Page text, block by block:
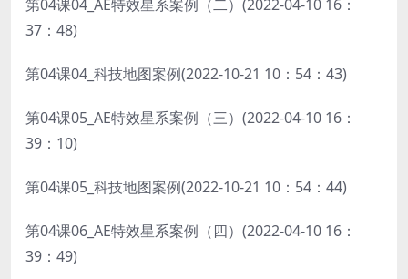
第04课04_AE特效星系案例（二）(2022-04-10 16：
37：48)
第04课04_科技地图案例(2022-10-21 10：54：43)
第04课05_AE特效星系案例（三）(2022-04-10 16：
39：10)
第04课05_科技地图案例(2022-10-21 10：54：44)
第04课06_AE特效星系案例（四）(2022-04-10 16：
39：49)